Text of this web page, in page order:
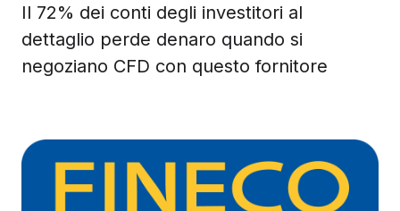
Il 72% dei conti degli investitori al
dettaglio perde denaro quando si
negoziano CFD con questo fornitore